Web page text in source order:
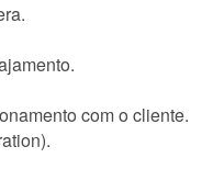
com o cliente.